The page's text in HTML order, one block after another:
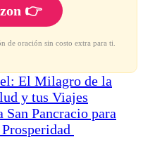
👉
de oración sin costo extra para ti.
El Milagro de la
y tus Viajes
San Pancracio para